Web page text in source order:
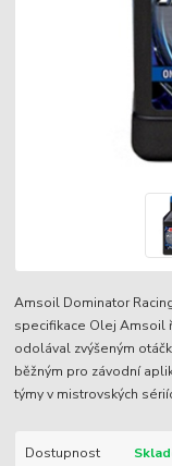
Amsoil Dominator
specifikace Olej Amsoil
odolával zvýšeným
běžným pro závodní
týmy v mistrovských
Dostupnost